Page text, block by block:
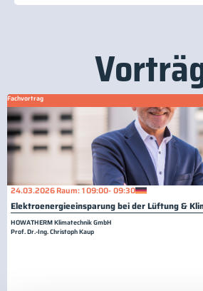
Fachvortrag
24.03.2026Raum: 109:00- 09:30
Elektroenergieeinsparung bei der Lüftung &
HOWATHERM Klimatechnik GmbH
Prof. Dr.-Ing. Christoph Kaup